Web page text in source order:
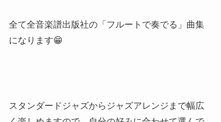
全て全音楽譜出版社の「フルートで奏でる」曲集
になります😁
スタンダードジャズからジャズアレンジまで幅広